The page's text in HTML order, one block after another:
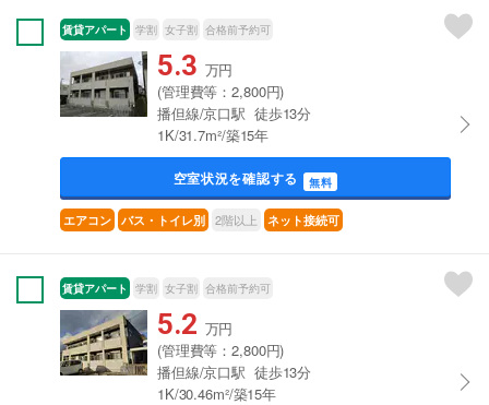
賃貸アパート 学割 女子割 合格前予約可
5.3 万円
(管理費等：2,800円)
播但線/京口駅 徒歩13分
1K/31.7m²/築15年
空室状況を確認する 無料
エアコン バス・トイレ別 2階以上 ネット接続可
賃貸アパート 学割 女子割 合格前予約可
5.2 万円
(管理費等：2,800円)
播但線/京口駅 徒歩13分
1K/30.46m²/築15年